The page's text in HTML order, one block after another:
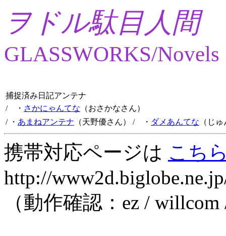
ヲドル駄目人間
GLASSWORKS/Novels
捕捉済み日記アンテナ
/ ・ さかにゃんてな （おさかなさん）
/ ・ あまねアンテナ （天野優さん） / ・ ダメあんてな （じ
携帯対応ページは こち
http://
（動作確認：ez /